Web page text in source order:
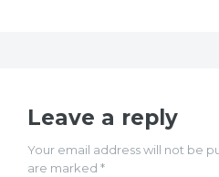
Leave a reply
Your email address will not be
are marked *